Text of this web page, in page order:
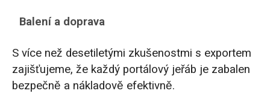
Balení a doprava
S více než desetiletými zkušenostmi s exportem
zajišťujeme, že každý portálový jeřáb je zabalen
bezpečně a nákladově efektivně.